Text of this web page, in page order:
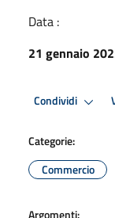
Data :
21 gennaio
Condividi
Categorie:
Commercio
Argomenti: